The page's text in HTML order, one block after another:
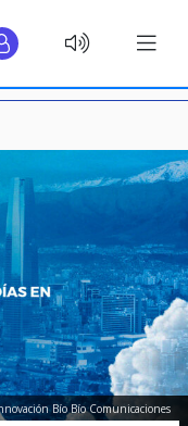
Bío Bío Comunicaciones